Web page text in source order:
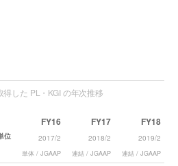
した PL・KGI の年次推移
位
FY16
2017/2
単体 / JGAAP
FY17
2018/2
連結 / JGAAP
FY18
2019/2
連結 / JGAAP